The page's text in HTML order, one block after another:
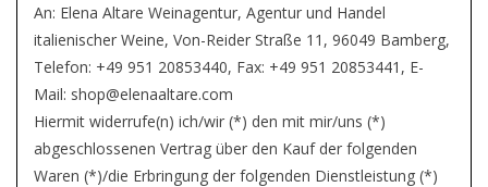
An: Elena Altare Weinagentur, Agentur und Handel
italienischer Weine, Von-Reider Straße 11, 96049 Bamberg,
Telefon: +49 951 20853440, Fax: +49 951 20853441, E-
Mail: shop@elenaaltare.com
Hiermit widerrufe(n) ich/wir (*) den mit mir/uns (*)
abgeschlossenen Vertrag über den Kauf der folgenden
Waren (*)/die Erbringung der folgenden Dienstleistung (*)